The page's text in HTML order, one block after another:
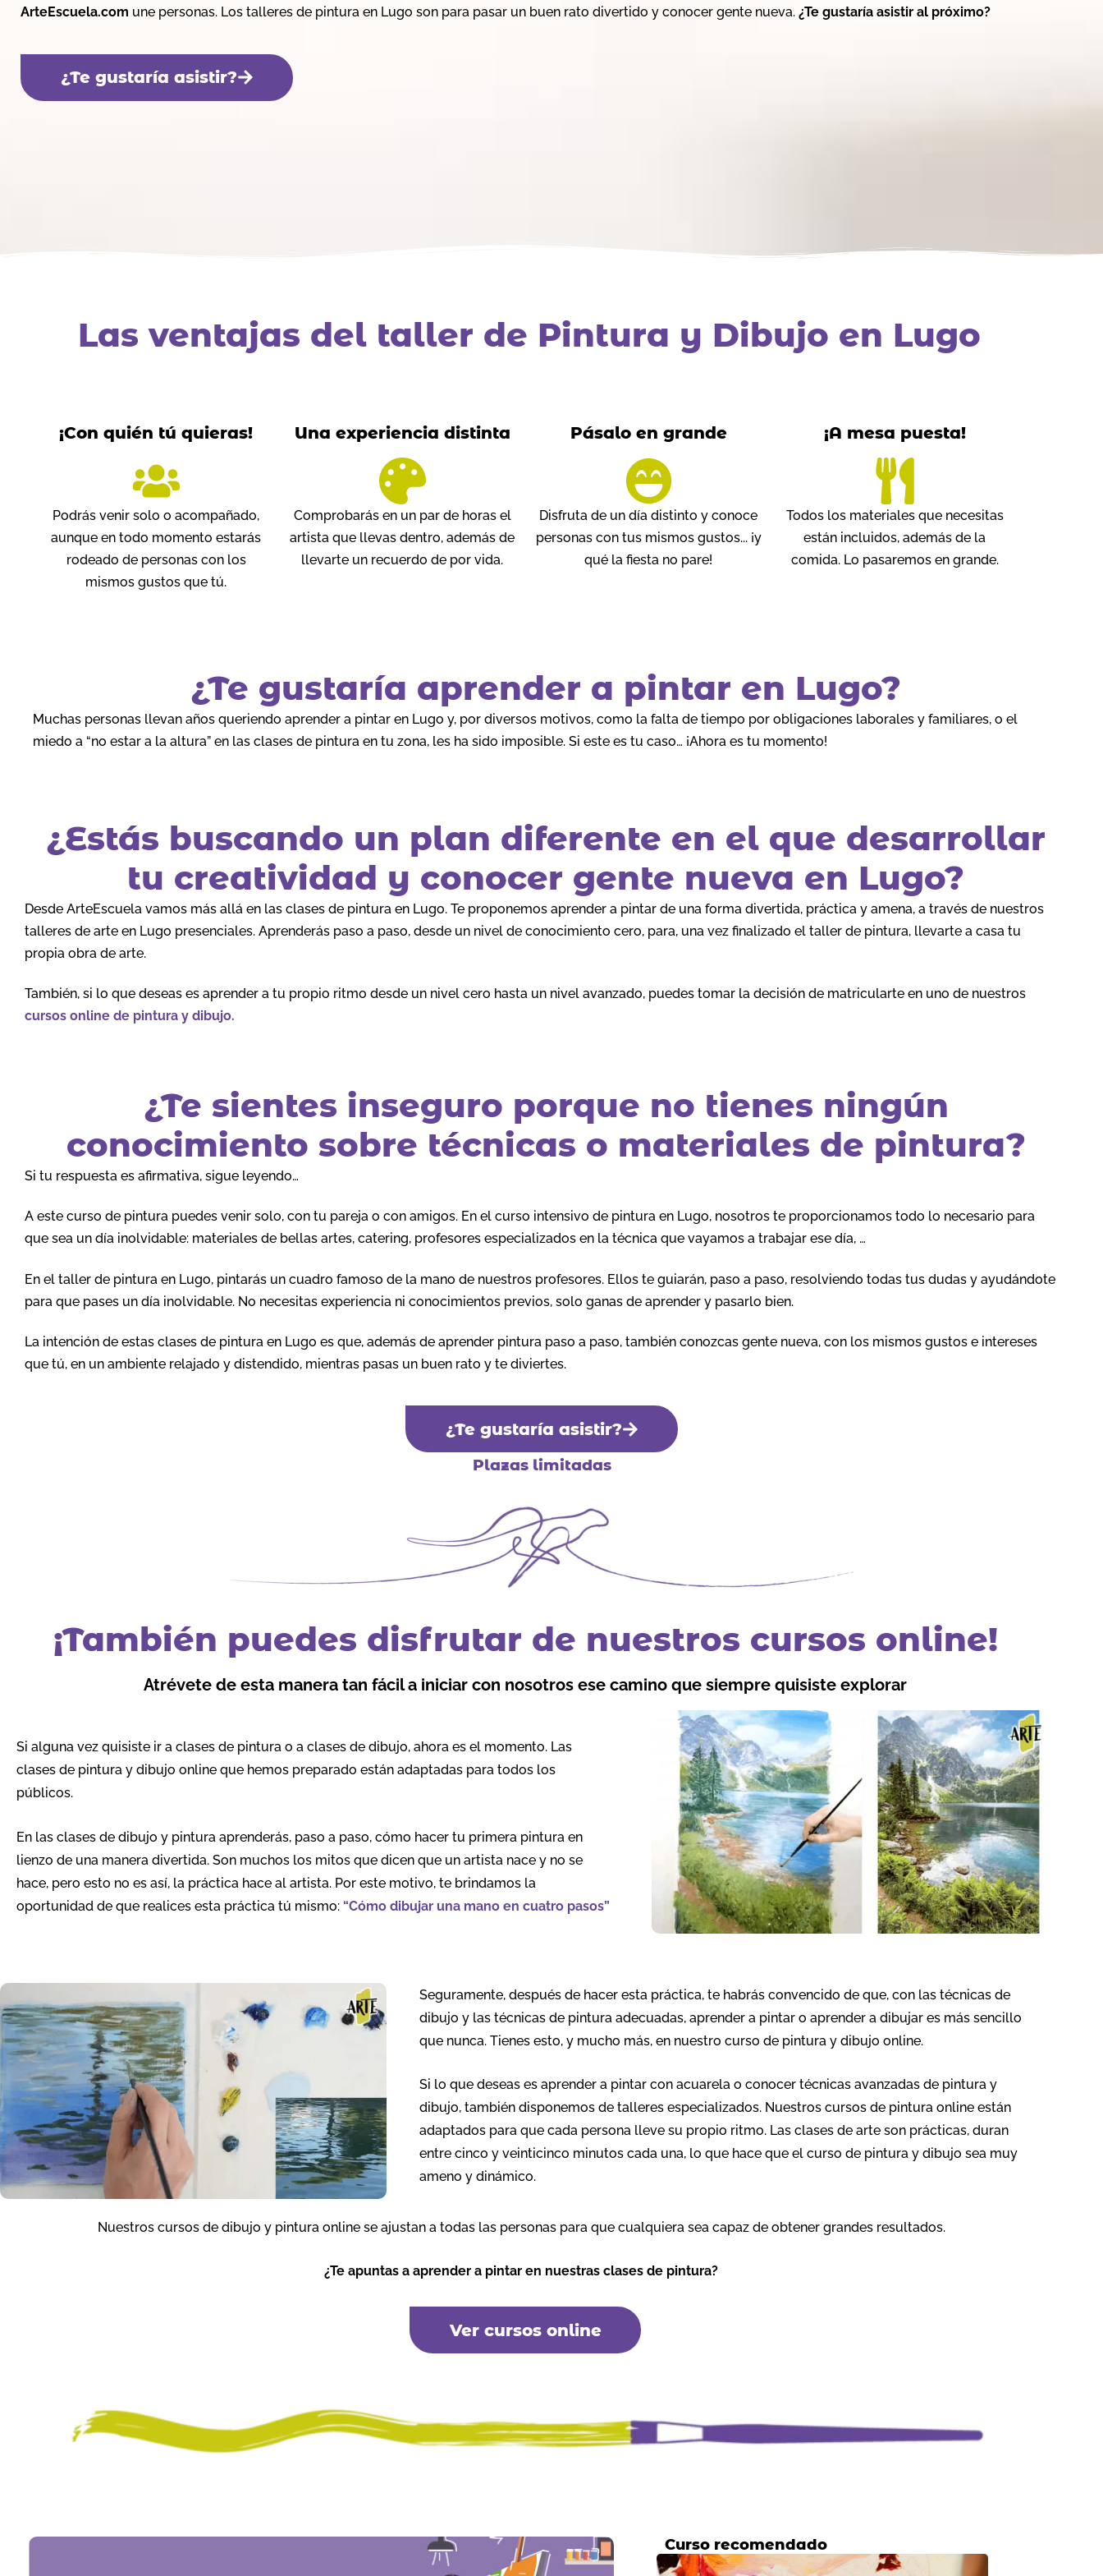
ArteEscuela.com une personas. Los talleres de pintura en Lugo son para pasar un buen rato divertido y conocer gente nueva. ¿Te gustaría asistir al próximo?
¿Te gustaría asistir?
Las ventajas del taller de Pintura y Dibujo en Lugo
¡Con quién tú quieras!
Podrás venir solo o acompañado,
aunque en todo momento estarás
rodeado de personas con los
mismos gustos que tú.
Una experiencia distinta
Comprobarás en un par de horas el
artista que llevas dentro, además de
llevarte un recuerdo de por vida.
Pásalo en grande
Disfruta de un día distinto y conoce
personas con tus mismos gustos... ¡y
qué la fiesta no pare!
¡A mesa puesta!
Todos los materiales que necesitas
están incluidos, además de la
comida. Lo pasaremos en grande.
¿Te gustaría aprender a pintar en Lugo?
Muchas personas llevan años queriendo aprender a pintar en Lugo y, por diversos motivos, como la falta de tiempo por obligaciones laborales y familiares, o el
miedo a “no estar a la altura” en las clases de pintura en tu zona, les ha sido imposible. Si este es tu caso… ¡Ahora es tu momento!
¿Estás buscando un plan diferente en el que desarrollar
tu creatividad y conocer gente nueva en Lugo?
Desde ArteEscuela vamos más allá en las clases de pintura en Lugo. Te proponemos aprender a pintar de una forma divertida, práctica y amena, a través de nuestros
talleres de arte en Lugo presenciales. Aprenderás paso a paso, desde un nivel de conocimiento cero, para, una vez finalizado el taller de pintura, llevarte a casa tu
propia obra de arte.
También, si lo que deseas es aprender a tu propio ritmo desde un nivel cero hasta un nivel avanzado, puedes tomar la decisión de matricularte en uno de nuestros
cursos online de pintura y dibujo.
¿Te sientes inseguro porque no tienes ningún
conocimiento sobre técnicas o materiales de pintura?
Si tu respuesta es afirmativa, sigue leyendo…
A este curso de pintura puedes venir solo, con tu pareja o con amigos. En el curso intensivo de pintura en Lugo, nosotros te proporcionamos todo lo necesario para
que sea un día inolvidable: materiales de bellas artes, catering, profesores especializados en la técnica que vayamos a trabajar ese día, …
En el taller de pintura en Lugo, pintarás un cuadro famoso de la mano de nuestros profesores. Ellos te guiarán, paso a paso, resolviendo todas tus dudas y ayudándote
para que pases un día inolvidable. No necesitas experiencia ni conocimientos previos, solo ganas de aprender y pasarlo bien.
La intención de estas clases de pintura en Lugo es que, además de aprender pintura paso a paso, también conozcas gente nueva, con los mismos gustos e intereses
que tú, en un ambiente relajado y distendido, mientras pasas un buen rato y te diviertes.
¿Te gustaría asistir?
Plazas limitadas
¡También puedes disfrutar de nuestros cursos online!
Atrévete de esta manera tan fácil a iniciar con nosotros ese camino que siempre quisiste explorar
Si alguna vez quisiste ir a clases de pintura o a clases de dibujo, ahora es el momento. Las
clases de pintura y dibujo online que hemos preparado están adaptadas para todos los
públicos.
En las clases de dibujo y pintura aprenderás, paso a paso, cómo hacer tu primera pintura en
lienzo de una manera divertida. Son muchos los mitos que dicen que un artista nace y no se
hace, pero esto no es así, la práctica hace al artista. Por este motivo, te brindamos la
oportunidad de que realices esta práctica tú mismo: “Cómo dibujar una mano en cuatro pasos”
Seguramente, después de hacer esta práctica, te habrás convencido de que, con las técnicas de
dibujo y las técnicas de pintura adecuadas, aprender a pintar o aprender a dibujar es más sencillo
que nunca. Tienes esto, y mucho más, en nuestro curso de pintura y dibujo online.
Si lo que deseas es aprender a pintar con acuarela o conocer técnicas avanzadas de pintura y
dibujo, también disponemos de talleres especializados. Nuestros cursos de pintura online están
adaptados para que cada persona lleve su propio ritmo. Las clases de arte son prácticas, duran
entre cinco y veinticinco minutos cada una, lo que hace que el curso de pintura y dibujo sea muy
ameno y dinámico.
Nuestros cursos de dibujo y pintura online se ajustan a todas las personas para que cualquiera sea capaz de obtener grandes resultados.
¿Te apuntas a aprender a pintar en nuestras clases de pintura?
Ver cursos online
Curso recomendado